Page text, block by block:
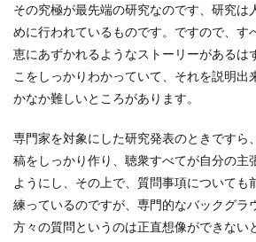
その究極が最先端の研究なのです、研究は
めに行われているものです。ですので、す
恵にあずかれるようなストーリーがあるは
こをしっかりわかっていて、それを説明出
かなか難しいところがあります。
専門家を対象にした研究発表のときですら
稿をしっかり作り、聴衆すべてが自分の主
ようにし、その上で、質問事項についても
練っているのですが、専門的なバックグラ
方々の質問というのは正直想像ができない